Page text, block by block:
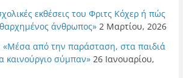
εκθέσεις του Φριτς Κόχερ ή πώς
άνθρωπος» 2 Μαρτίου, 2026
από την παράσταση, στα παιδιά
καινούργιο σύμπαν» 26 Ιανουαρίου,